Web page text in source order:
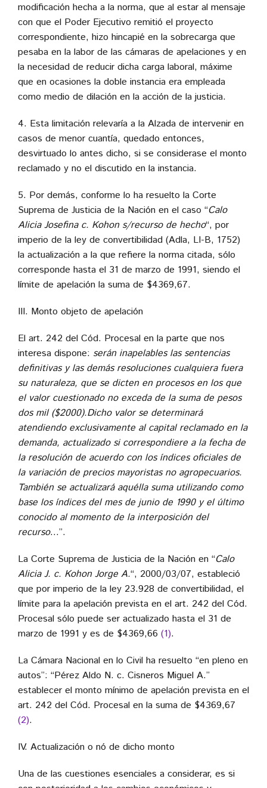
modificación hecha a la norma, que al estar al mensaje
con que el Poder Ejecutivo remitió el proyecto
correspondiente, hizo hincapié en la sobrecarga que
pesaba en la labor de las cámaras de apelaciones y en
la necesidad de reducir dicha carga laboral, máxime
que en ocasiones la doble instancia era empleada
como medio de dilación en la acción de la justicia.
4. Esta limitación relevaría a la Alzada de intervenir en
casos de menor cuantía, quedado entonces,
desvirtuado lo antes dicho, si se considerase el monto
reclamado y no el discutido en la instancia.
5. Por demás, conforme lo ha resuelto la Corte
Suprema de Justicia de la Nación en el caso “Calo
Alicia Josefina c. Kohon s/recurso de hecho“, por
imperio de la ley de convertibilidad (Adla, LI-B, 1752)
la actualización a la que refiere la norma citada, sólo
corresponde hasta el 31 de marzo de 1991, siendo el
límite de apelación la suma de $4369,67.
III. Monto objeto de apelación
El art. 242 del Cód. Procesal en la parte que nos
interesa dispone: serán inapelables las sentencias
definitivas y las demás resoluciones cualquiera fuera
su naturaleza, que se dicten en procesos en los que
el valor cuestionado no exceda de la suma de pesos
dos mil ($2000).Dicho valor se determinará
atendiendo exclusivamente al capital reclamado en la
demanda, actualizado si correspondiere a la fecha de
la resolución de acuerdo con los índices oficiales de
la variación de precios mayoristas no agropecuarios.
También se actualizará aquélla suma utilizando como
base los índices del mes de junio de 1990 y el último
conocido al momento de la interposición del
recurso…”.
La Corte Suprema de Justicia de la Nación en “Calo
Alicia J. c. Kohon Jorge A.“, 2000/03/07, estableció
que por imperio de la ley 23.928 de convertibilidad, el
límite para la apelación prevista en el art. 242 del Cód.
Procesal sólo puede ser actualizado hasta el 31 de
marzo de 1991 y es de $4369,66 (1).
La Cámara Nacional en lo Civil ha resuelto “en pleno en
autos”: “Pérez Aldo N. c. Cisneros Miguel A.”
establecer el monto mínimo de apelación prevista en el
art. 242 del Cód. Procesal en la suma de $4369,67
(2).
IV. Actualización o nó de dicho monto
Una de las cuestiones esenciales a considerar, es si